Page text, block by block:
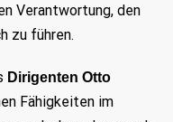
Verantwortung, den
zu führen.
Dirigenten Otto
Fähigkeiten im